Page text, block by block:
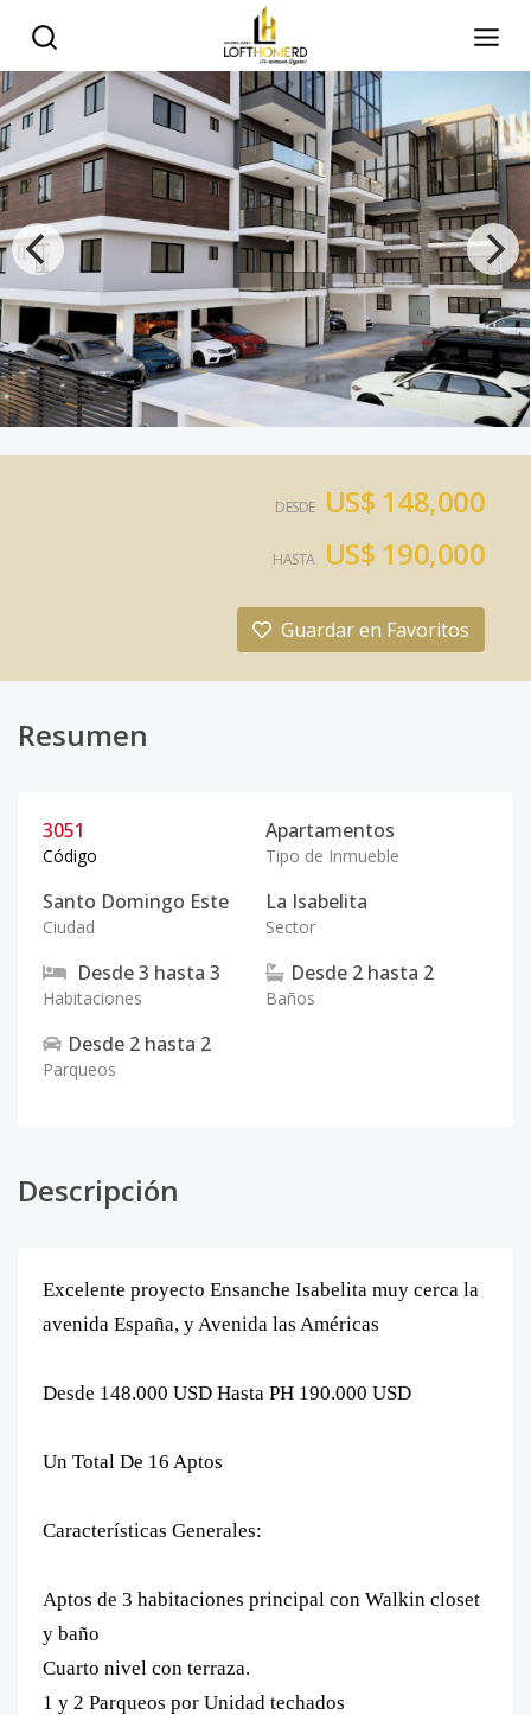
DESDE US$ 148,000
HASTA US$ 190,000
Guardar en Favoritos
Resumen
3051
Código
Apartamentos
Tipo de Inmueble
Santo Domingo Este
Ciudad
La Isabelita
Sector
Desde3 hasta 3
Habitaciones
Desde 2 hasta 2
Baños
Desde 2 hasta 2
Parqueos
Descripción
Excelente proyecto Ensanche Isabelita muy cerca la
avenida España, y Avenida las Américas
Desde 148.000 USD Hasta PH 190.000 USD
Un Total De 16 Aptos
Características Generales:
Aptos de 3 habitaciones principal con Walkin closet
y baño
Cuarto nivel con terraza.
1 y 2 Parqueos por Unidad techados